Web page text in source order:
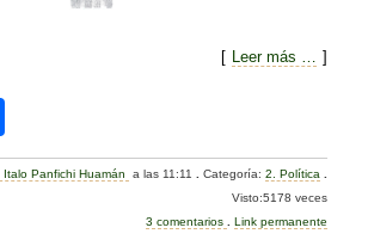
[ Leer más … ]
o
m
Italo Panfichi Huamán a las 11:11 .Categoría:2. Política
Visto:5178 veces
3 comentarios
Link permanente